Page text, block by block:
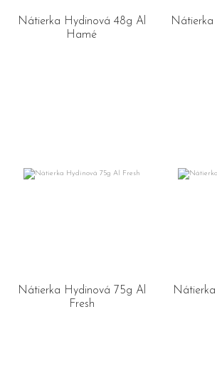
Nátierka Hydinová 48g Al
Hamé
Nátierka Hydinová 75g Al
Fresh